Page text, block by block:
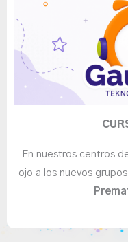
En nuestros centros
ojo a los nuevos